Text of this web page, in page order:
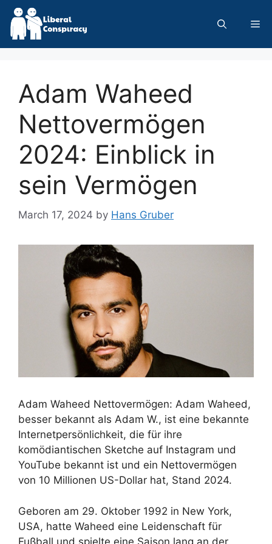
Skip
content
Adam Waheed
Nettovermögen
2024: Einblick in
sein Vermögen
March 17, 2024 by Hans Gruber
Adam Waheed Nettovermögen: Adam Waheed,
besser bekannt als Adam W., ist eine bekannte
Internetpersönlichkeit, die für ihre
komödiantischen Sketche auf Instagram und
YouTube bekannt ist und ein Nettovermögen
von 10 Millionen US-Dollar hat, Stand 2024.
Geboren am 29. Oktober 1992 in New York,
USA, hatte Waheed eine Leidenschaft für
Fußball und spielte eine Saison lang an der